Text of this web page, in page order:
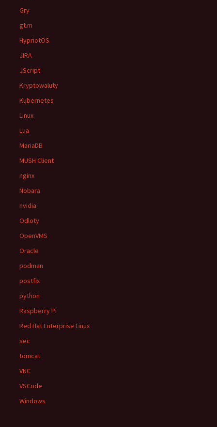
Gry
gt.m
HypriotOS
JIRA
JScript
Kryptowaluty
Kubernetes
Linux
Lua
MariaDB
MUSH Client
nginx
Nobara
nvidia
Odloty
OpenVMS
Oracle
podman
postfix
python
Raspberry Pi
Red Hat Enterprise Linux
sec
tomcat
VNC
VSCode
Windows